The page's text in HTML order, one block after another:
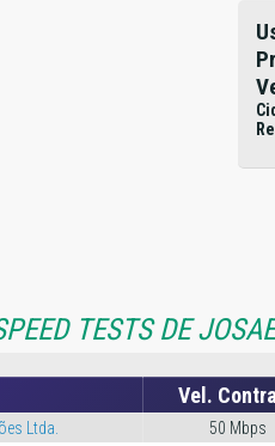
TESTS DE
Vel.
Ltda. 50 Mbps